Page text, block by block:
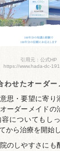
引用元：公式HP
https://www.hada-dc-
わせたオーダー
思・要望に寄り
ーダーメイドの
についてもし
から治療を開始
のしやすさにも